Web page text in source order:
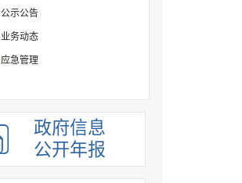
公示公告
业务动态
应急管理
政府信息
公开年报